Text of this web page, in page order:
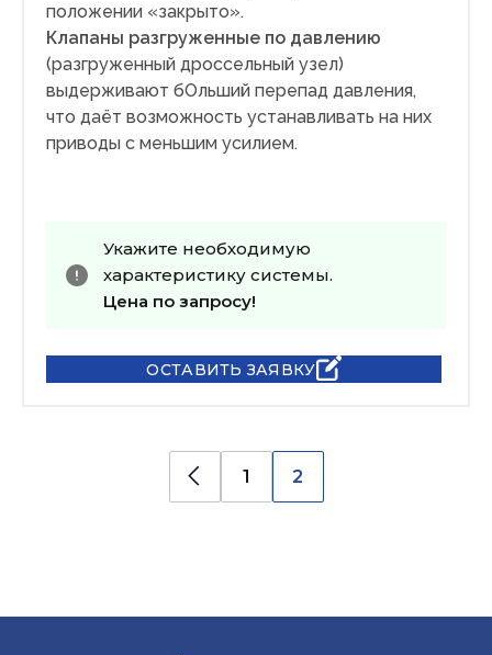
положении «закрыто».
Клапаны разгруженные по давлению
(разгруженный дроссельный узел)
выдерживают бОльший перепад давления,
что даёт возможность устанавливать на них
приводы с меньшим усилием.
Укажите необходимую
характеристику системы.
Цена по запросу!
ОСТАВИТЬ ЗАЯВКУ
1 2